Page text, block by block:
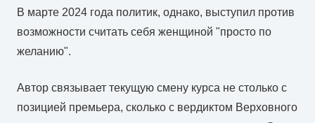
В марте 2024 года политик, однако, выступил против
возможности считать себя женщиной "просто по
желанию".
Автор связывает текущую смену курса не столько с
позицией премьера, сколько с вердиктом Верховного